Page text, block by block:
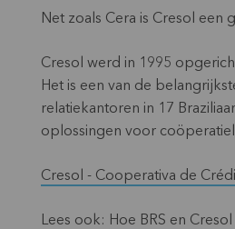
Net zoals Cera is Cresol een
Cresol werd in 1995
Het is een van de
relatiekantoren in 17
oplossingen voor
Cresol - Cooperativa de
Lees ook: Hoe BRS en